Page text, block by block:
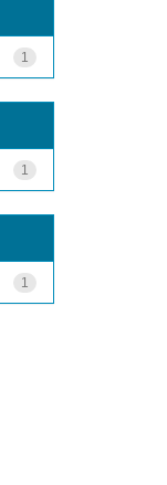
1
1
1